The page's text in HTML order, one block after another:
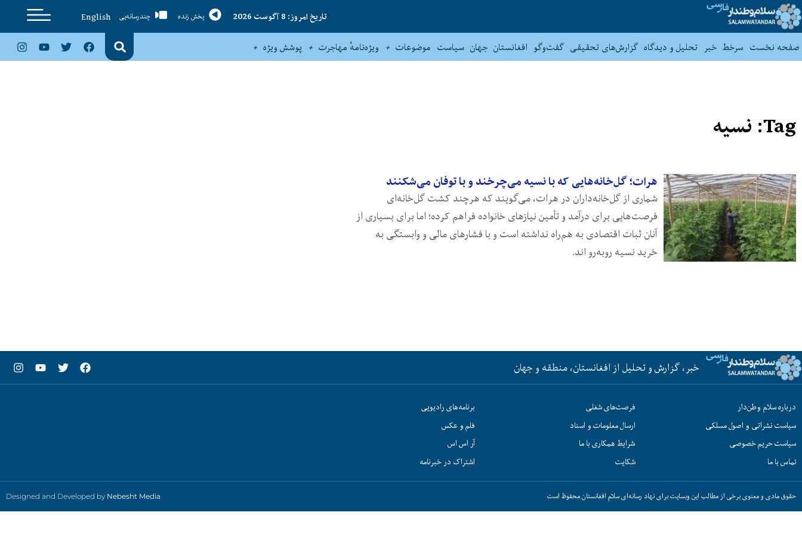
تاریخ امروز: 8 آگوست 2026 پخش زنده چندرسانه‌یی
English
صفحه نخست سرخط خبر تحلیل و دیدگاه گزارش‌های تحقیقی گفت‌وگو افغانستان جهان سیاست موضوعات ویژه‌نامهٔ مهاجرت پوشش ویژه
Tag: نسیه
هرات؛ گل‌خانه‌هایی که با نسیه می‌چرخند و با توفان می‌شکنند
شماری از گل‌خانه‌داران در هرات، می‌گویند که هرچند کشت گل‌خانه‌ای
فرصت‌هایی برای درآمد و تأمین نیازهای خانواده فراهم کرده؛ اما برای بسیاری از
آنان ثبات اقتصادی به هم‌راه نداشته است و با فشارهای مالی و وابستگی به
خرید نسیه روبه‌رو اند.
خبر، گزارش و تحلیل از افغانستان، منطقه و جهان
درباره سلام وطن‌دار
سیاست نشراتی و اصول مسلکی
سیاست حریم خصوصی
تماس با ما
فرصت‌های شغلی
ارسال معلومات و اسناد
شرایط همکاری با ما
شکایت
برنامه‌های رادیویی
فلم و عکس
آر اس اس
اشتراک در خبرنامه
حقوق مادی و معنوی برخی از مطالب این وبسایت برای نهاد رسانه‌ای سلام افغانستان محفوظ است Designed and Developed by Nebesht Media